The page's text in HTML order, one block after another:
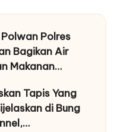
Polwan Polres
Bagikan Air
Makanan…
Tapis Yang
di Bung